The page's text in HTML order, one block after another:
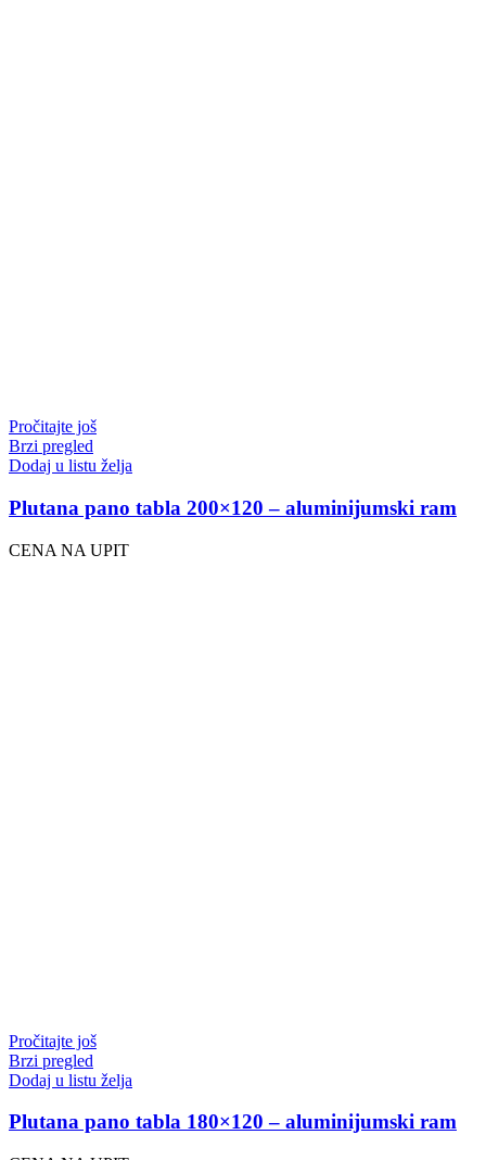
Pročitajte još
Brzi pregled
Dodaj u listu želja
Plutana pano tabla 200×120 – aluminijumski ram
CENA NA UPIT
Pročitajte još
Brzi pregled
Dodaj u listu želja
Plutana pano tabla 180×120 – aluminijumski ram